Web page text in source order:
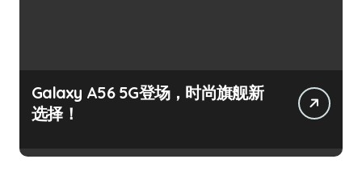
Galaxy A56 5G登场，时尚旗舰新
选择！